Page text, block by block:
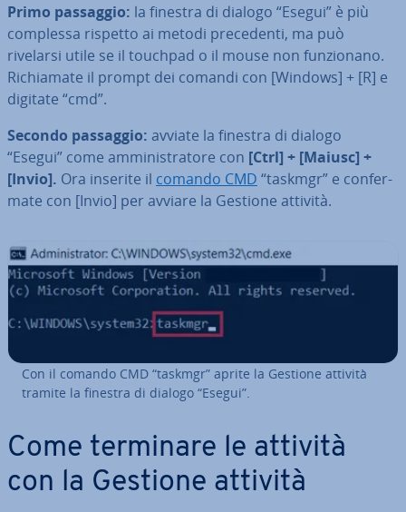
Primo passaggio: la finestra di dialogo “Esegui” è più
complessa rispetto ai metodi pre­ce­den­ti, ma può
rivelarsi utile se il touchpad o il mouse non fun­zio­na­no.
Ri­chia­ma­te il prompt dei comandi con [Windows] + [R] e
digitate “cmd”.
Secondo passaggio: avviate la finestra di dialogo
“Esegui” come am­mi­ni­stra­to­re con [Ctrl] + [Maiusc] +
[Invio]. Ora inserite il comando CMD “taskmgr” e con­fer­
ma­te con [Invio] per avviare la Gestione attività.
Con il comando CMD “taskmgr” aprite la Gestione attività
tramite la finestra di dialogo “Esegui”.
Come terminare le attività
con la Gestione attività